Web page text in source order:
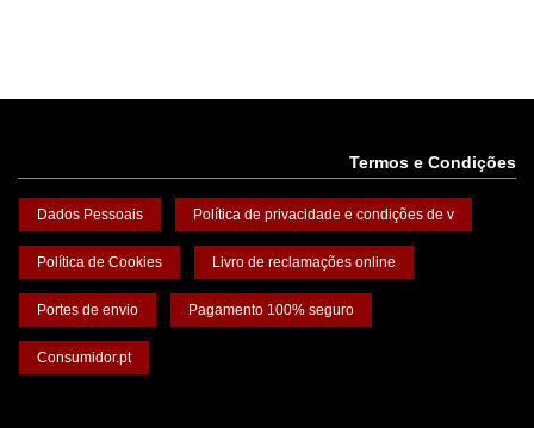
Termos e Condições
Dados Pessoais Política de privacidade e condições de v
Política de Cookies Livro de reclamações online
Portes de envio Pagamento 100% seguro
Consumidor.pt